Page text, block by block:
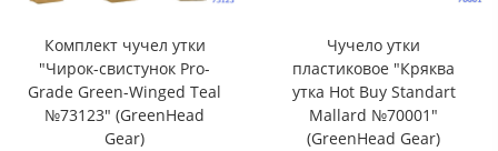
Комплект чучел утки
"Чирок-свистунок Pro-
Grade Green-Winged Teal
№73123" (GreenHead
Gear)
Чучело утки
пластиковое "Кряква
утка Hot Buy Standart
Mallard №70001"
(GreenHead Gear)